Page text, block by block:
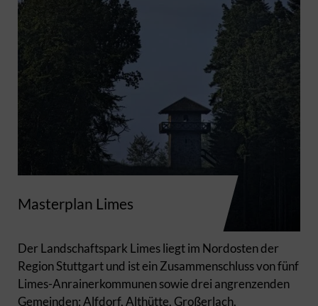
Masterplan Limes
Der Landschaftspark Limes liegt im Nordosten der
Region Stuttgart und ist ein Zusammenschluss von fünf
Limes-Anrainerkommunen sowie drei angrenzenden
Gemeinden: Alfdorf, Althütte, Großerlach,